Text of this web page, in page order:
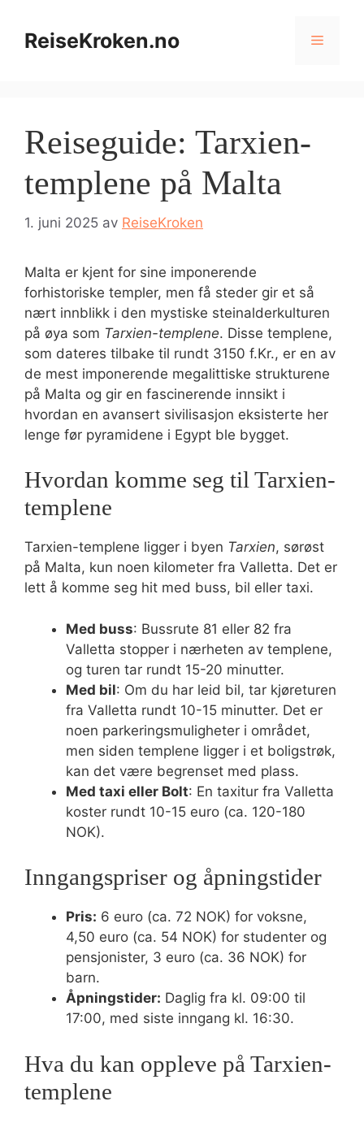
innholdReiseKroken.no Meny
Reiseguide: Tarxien-
templene på Malta
1. juni 2025 av ReiseKroken
Malta er kjent for sine imponerende
forhistoriske templer, men få steder gir et så
nært innblikk i den mystiske steinalderkulturen
på øya som Tarxien-templene. Disse templene,
som dateres tilbake til rundt 3150 f.Kr., er en av
de mest imponerende megalittiske strukturene
på Malta og gir en fascinerende innsikt i
hvordan en avansert sivilisasjon eksisterte her
lenge før pyramidene i Egypt ble bygget.
Hvordan komme seg til Tarxien-
templene
Tarxien-templene ligger i byen Tarxien, sørøst
på Malta, kun noen kilometer fra Valletta. Det er
lett å komme seg hit med buss, bil eller taxi.
Med buss: Bussrute 81 eller 82 fra
Valletta stopper i nærheten av templene,
og turen tar rundt 15-20 minutter.
Med bil: Om du har leid bil, tar kjøreturen
fra Valletta rundt 10-15 minutter. Det er
noen parkeringsmuligheter i området,
men siden templene ligger i et boligstrøk,
kan det være begrenset med plass.
Med taxi eller Bolt: En taxitur fra Valletta
koster rundt 10-15 euro (ca. 120-180
NOK).
Inngangspriser og åpningstider
Pris: 6 euro (ca. 72 NOK) for voksne,
4,50 euro (ca. 54 NOK) for studenter og
pensjonister, 3 euro (ca. 36 NOK) for
barn.
Åpningstider: Daglig fra kl. 09:00 til
17:00, med siste inngang kl. 16:30.
Hva du kan oppleve på Tarxien-
templene